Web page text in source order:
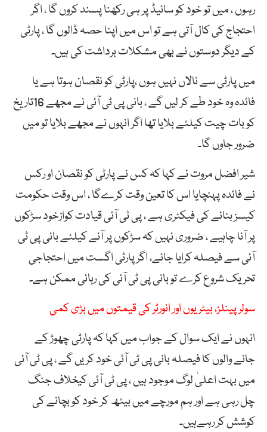
رہوں ، میں تو خود کو سائیڈ پر ہی رکھنا پسند کروں گا ، اگر
احتجاج کی کال آتی ہے تو اس میں اپنا حصہ ڈالوں گا ، پارٹی
کے دیگر دوستوں نے بھی مشکلات برداشت کی ہیں۔
میں پارٹی سے نالاں نہیں ہوں ،پارٹی کو نقصان ہوتا ہے یا
فائدہ وہ خود طے کر لیں گے ، بانی پی ٹی آئی نے مجھے 16تاریخ
کو بات چیت کیلئے بلایا تھا اگر انہوں نے مجھے بلایا تو میں
ضرور جاوں گا۔
شیر افضل مروت نے کہا کہ کس نے پارٹی کو نقصان او رکس
نے فائدہ پہنچایا اس کا تعین وقت کرےگا ، اس وقت حکومت
کیسز بنانے کی فیکٹری ہے ، پی ٹی آئی قیادت کوازخود سڑکوں
پر آنا چاہیے ، ضروری نہیں کہ سڑکوں پر آنے کیلئے بانی پی ٹی
آئی سے فیصلہ کرایا جائے، اگر پارٹی اگست میں احتجاجی
تحریک شروع کرے تو بانی پی ٹی آئی کی رہائی ممکن ہے۔
سولر پینلز، بیٹریوں اور انورٹر کی قیمتوں میں بڑی کمی
انہوں نے ایک سوال کے جواب میں کہا کہ پارٹی چھوڑ کے
جانے والوں کا فیصلہ بانی پی ٹی آئی خود کریں گے ، پی ٹی آئی
میں بہت اعلیٰ لوگ موجود ہیں ، پی ٹی آئی کیخلاف جنگ
چل رہی ہے اور ہم مورچے میں بیٹھ کر خود کو بچانے کی
کوشش کر رہےہیں۔